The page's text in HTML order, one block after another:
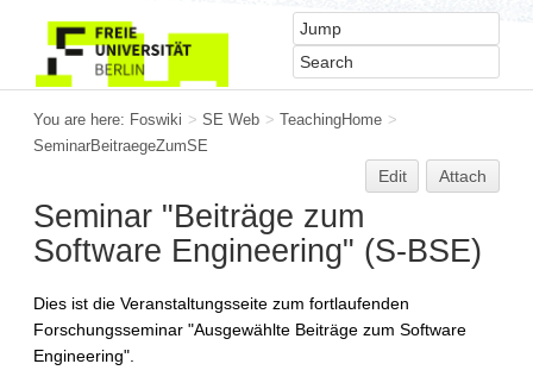
You are here: Foswiki > SE Web > TeachingHome >
SeminarBeitraegeZumSE
Edit Attach
Seminar "Beiträge zum
Software Engineering" (S-BSE)
Dies ist die Veranstaltungsseite zum fortlaufenden
Forschungsseminar "Ausgewählte Beiträge zum Software
Engineering".